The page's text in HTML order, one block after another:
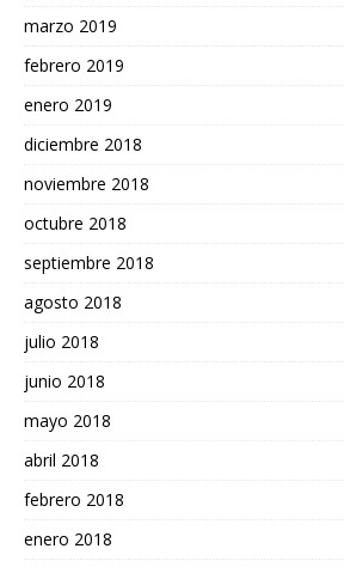
marzo 2019
febrero 2019
enero 2019
diciembre 2018
noviembre 2018
octubre 2018
septiembre 2018
agosto 2018
julio 2018
junio 2018
mayo 2018
abril 2018
febrero 2018
enero 2018